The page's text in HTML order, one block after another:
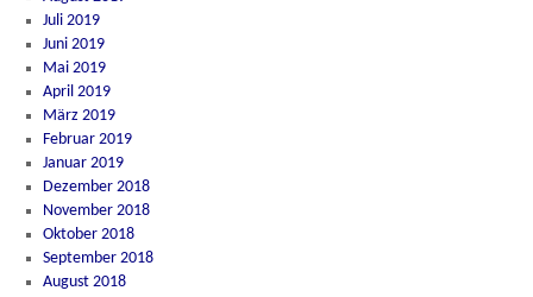
Juli 2019
Juni 2019
Mai 2019
April 2019
März 2019
Februar 2019
Januar 2019
Dezember 2018
November 2018
Oktober 2018
September 2018
August 2018